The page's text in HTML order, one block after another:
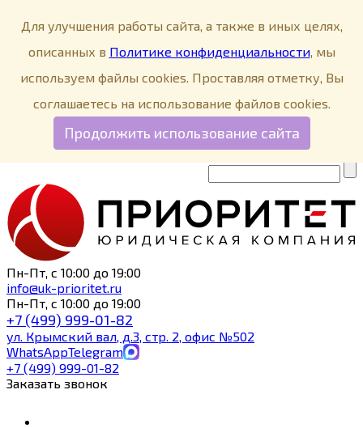
О компании
Пресс-центр
Социальная ответственность
Контакты
In English
Пн-Пт, с 10:00 до 19:00
info@uk-prioritet.ru
Пн-Пт, с 10:00 до 19:00
+7 (499) 999-01-82
ул. Крымский вал, д.3, стр. 2, офис №502
WhatsAppTelegram
+7 (499) 999-01-82
Заказать звонок
Для улучшения работы сайта, а также в иных целях,
описанных в Политике конфиденциальности, мы
используем файлы cookies. Проставляя отметку, Вы
соглашаетесь на использование файлов cookies.
Продолжить использование сайта